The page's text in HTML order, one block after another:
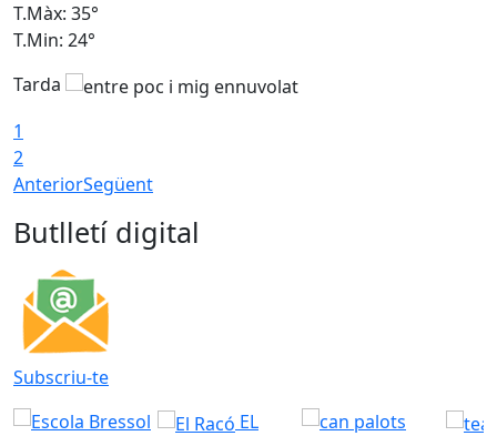
T.Màx: 35°
T.Min: 24°
Tarda
1
2
AnteriorSegüent
Butlletí digital
Subscriu-te
EL